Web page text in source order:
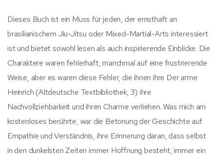
Dieses Buch ist ein Muss für jeden, der ernsthaft an
brasilianischem Jiu-Jitsu oder Mixed-Martial-Arts interessiert
ist und bietet sowohl lesen als auch inspirierende Einblicke. Die
Charaktere waren fehlerhaft, manchmal auf eine frustrierende
Weise, aber es waren diese Fehler, die ihnen ihre Der arme
Heinrich (Altdeutsche Textbibliothek, 3) ihre
Nachvollziehbarkeit und ihren Charme verliehen. Was mich am
kostenloses berührte, war die Betonung der Geschichte auf
Empathie und Verständnis, ihre Erinnerung daran, dass selbst
in den dunkelsten Zeiten immer Hoffnung besteht, immer ein